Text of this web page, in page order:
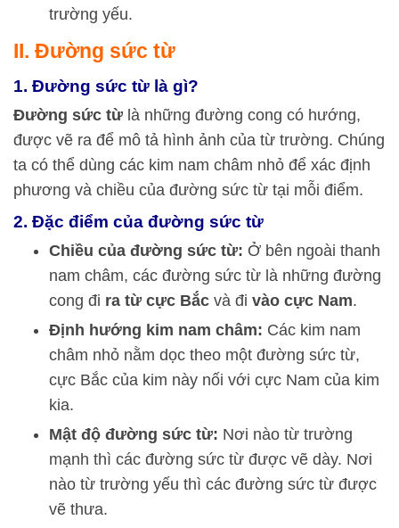
trường yếu.
II. Đường sức từ
1. Đường sức từ là gì?
Đường sức từ là những đường cong có hướng,
được vẽ ra để mô tả hình ảnh của từ trường. Chúng
ta có thể dùng các kim nam châm nhỏ để xác định
phương và chiều của đường sức từ tại mỗi điểm.
2. Đặc điểm của đường sức từ
Chiều của đường sức từ: Ở bên ngoài thanh
nam châm, các đường sức từ là những đường
cong đi ra từ cực Bắc và đi vào cực Nam.
Định hướng kim nam châm: Các kim nam
châm nhỏ nằm dọc theo một đường sức từ,
cực Bắc của kim này nối với cực Nam của kim
kia.
Mật độ đường sức từ: Nơi nào từ trường
mạnh thì các đường sức từ được vẽ dày. Nơi
nào từ trường yếu thì các đường sức từ được
vẽ thưa.